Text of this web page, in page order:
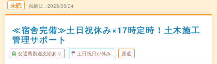
未読 掲載日 2026/08/04
≪宿舎完備≫土日祝休み×17時定時！土木施工
管理サポート
交通費別途支給あり 土日祝日が休み 派遣